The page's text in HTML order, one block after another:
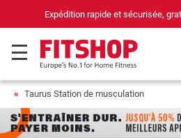
69 magasins
Taurus Station de musculation